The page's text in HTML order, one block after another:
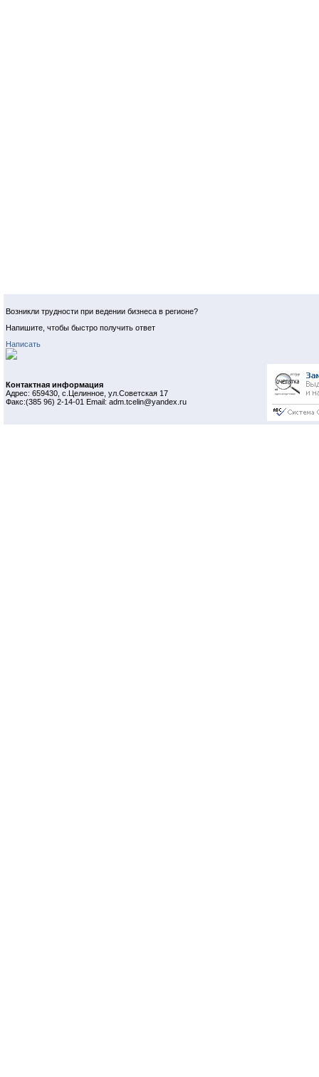
Возникли трудности при ведении бизнеса в регионе?
Напишите, чтобы быстро получить ответ
Написать
Контактная информация
Адрес: 659430, с.Целинное, ул.Советская 17
Факс:(385 96) 2-14-01 Email: adm.tcelin@yandex.ru